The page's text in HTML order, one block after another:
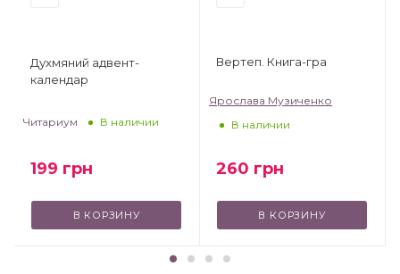
Духмяний адвент-
календар
Читариум В наличии
199 грн
В КОРЗИНУ
Вертеп. Книга-гра
Ярослава Музиченко
В наличии
260 грн
В КОРЗИНУ